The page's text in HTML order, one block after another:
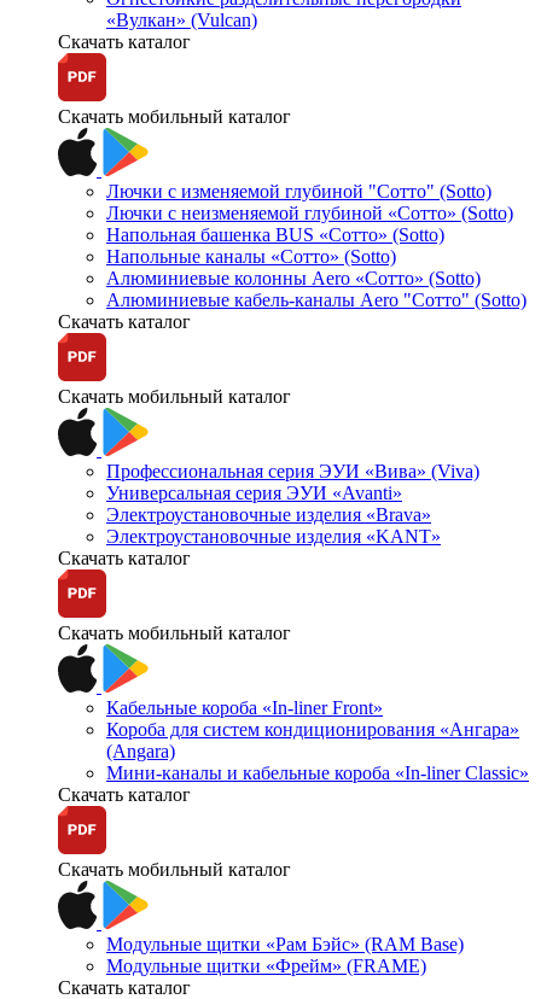
«Вулкан» (Vulcan)
Скачать каталог
Скачать мобильный каталог
Лючки с изменяемой глубиной "Сотто" (Sotto)
Лючки с неизменяемой глубиной «Сотто» (Sotto)
Напольная башенка BUS «Сотто» (Sotto)
Напольные каналы «Сотто» (Sotto)
Алюминиевые колонны Aero «Сотто» (Sotto)
Алюминиевые кабель-каналы Aero "Сотто" (Sotto)
Скачать каталог
Скачать мобильный каталог
Профессиональная серия ЭУИ «Вива» (Viva)
Универсальная серия ЭУИ «Avanti»
Электроустановочные изделия «Brava»
Электроустановочные изделия «KANT»
Скачать каталог
Скачать мобильный каталог
Кабельные короба «In-liner Front»
Короба для систем кондиционирования «Ангара»
(Angara)
Мини-каналы и кабельные короба «In-liner Classic»
Скачать каталог
Скачать мобильный каталог
Модульные щитки «Рам Бэйс» (RAM Base)
Модульные щитки «Фрейм» (FRAME)
Скачать каталог